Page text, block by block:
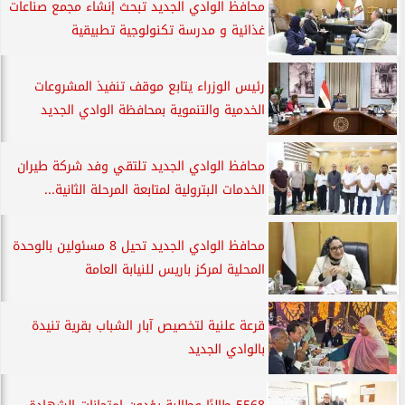
محافظ الوادي الجديد تبحث إنشاء مجمع صناعات
غذائية و مدرسة تكنولوجية تطبيقية
رئيس الوزراء يتابع موقف تنفيذ المشروعات
الخدمية والتنموية بمحافظة الوادي الجديد
محافظ الوادي الجديد تلتقي وفد شركة طيران
الخدمات البترولية لمتابعة المرحلة الثانية...
محافظ الوادي الجديد تحيل 8 مسئولين بالوحدة
المحلية لمركز باريس للنيابة العامة
قرعة علنية لتخصيص آبار الشباب بقرية تنيدة
بالوادي الجديد